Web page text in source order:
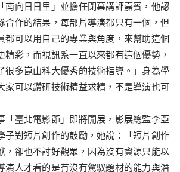
南向日日里」並擔任閉幕講評嘉賓，他認
合作的結果，每部片導演都只有一個，但
都可以用自己的專業與角度，來幫助這個
精彩，而視訊系一直以來都有這個優勢，
很多崑山科大優秀的技術指導。」身為學
家可以鑽研技術精益求精，不是導演也可
「臺北電影節」即將開展，影展總監李亞
子對短片創作的鼓勵，她說：「短片創作
，卻也不討好觀眾，因為沒有資源只能以
演人才看的是有沒有駕馭題材的能力與潛